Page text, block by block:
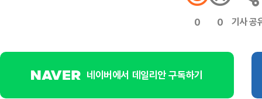
0 0 기사 공
네이버에서 데일리안 구독하기